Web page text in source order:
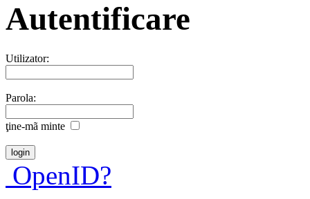
Autentificare
Utilizator:
Parola:
ţine-mã minte
OpenID?